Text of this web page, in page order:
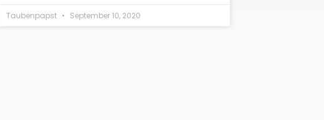
Taubenpapst September 10, 2020